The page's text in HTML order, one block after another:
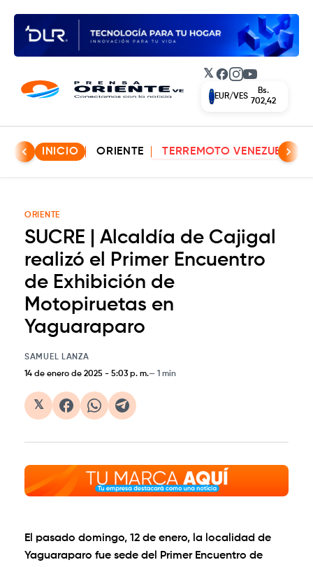
𝕏 Facebook
Instagram
YouTube
EUR/VES
Bs.
702,42
INICIO ORIENTE TERREMOTO VENEZUELA
ORIENTE
SUCRE | Alcaldía de Cajigal
realizó el Primer Encuentro
de Exhibición de
Motopiruetas en
Yaguaraparo
SAMUEL LANZA
14 de enero de 2025 - 5:03 p. m. 1 min
𝕏
El pasado domingo, 12 de enero, la localidad de
Yaguaraparo fue sede del Primer Encuentro de